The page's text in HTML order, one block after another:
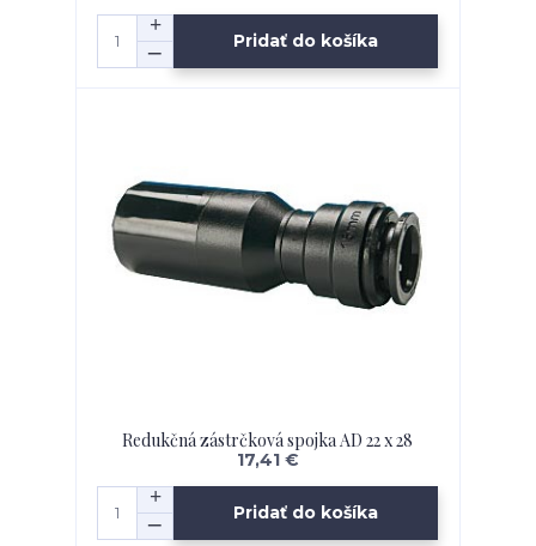
Pridať do košíka
Redukčná zástrčková spojka AD 22 x 28
17,41 €
Pridať do košíka